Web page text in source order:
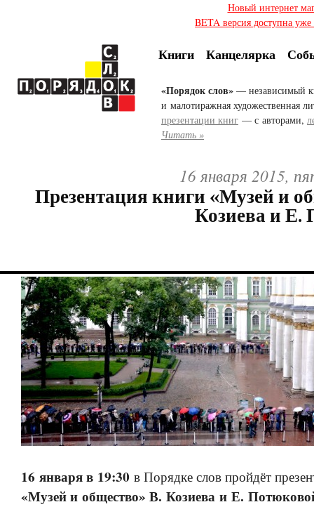
Новый интернет
BETA версия доступна
Книги Канцелярка
«Порядок слов» — независимый
и малотиражная художественная
презентации книг — с авторами,
Читать »
16 января 2015,
Презентация книги «Музей и
Козиева и Е.
16 января в 19:30 в Порядке слов пройдёт
«Музей и общество» В. Козиева и Е.